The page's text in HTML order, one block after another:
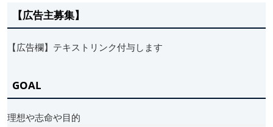
【広告主募集】
【広告欄】テキストリンク付与します
GOAL
理想や志命や目的